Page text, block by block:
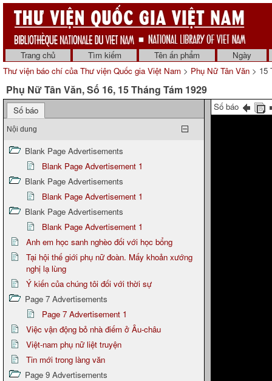
Trang chủ Tìm kiếm Tên ấn phẩm
Ngày
Thư viện báo chí của Thư viện Quốc gia Việt Nam > Phụ Nữ Tân Văn > 15
Phụ Nữ Tân Văn, Số 16, 15 Tháng Tám 1929
Số báo
Nội dung
Blank Page Advertisements
Blank Page Advertisement 1
Blank Page Advertisements
Blank Page Advertisement 1
Blank Page Advertisements
Blank Page Advertisement 1
Anh em học sanh nghèo đối với học bổng
Tại hội thế giới phụ nữ đoàn. Mấy khoản xướng
nghị lạ lùng
Ý kiến của chúng tôi đối với thời sự
Page 7 Advertisements
Page 7 Advertisement 1
Việc vận động bỏ nhà điếm ở Âu-châu
Việt-nam phụ nữ liệt truyện
Tin mới trong làng văn
Page 9 Advertisements
Số báo